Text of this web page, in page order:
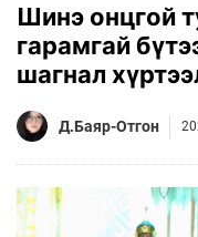
Шинэ онцгой
гарамгай
шагнал
Д.Баяр-Отгон